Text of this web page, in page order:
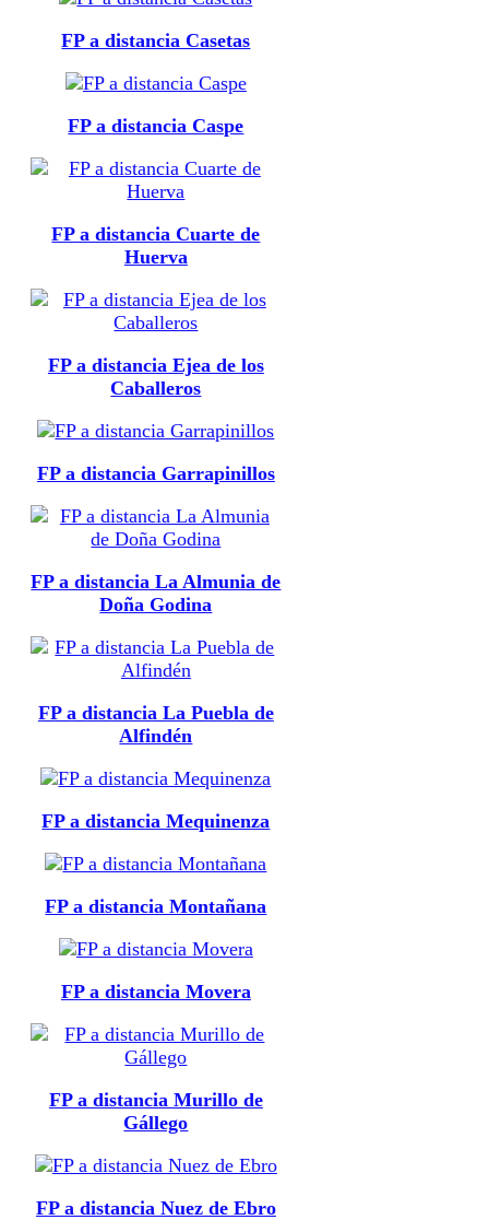
FP a distancia Casetas
FP a distancia Caspe
FP a distancia Cuarte de
Huerva
FP a distancia Ejea de los
Caballeros
FP a distancia Garrapinillos
FP a distancia La Almunia de
Doña Godina
FP a distancia La Puebla de
Alfindén
FP a distancia Mequinenza
FP a distancia Montañana
FP a distancia Movera
FP a distancia Murillo de
Gállego
FP a distancia Nuez de Ebro